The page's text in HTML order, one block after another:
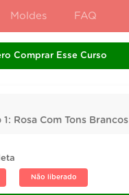
Moldes FAQ
Comprar Esse Curso
Rosa Com Tons Brancos
Não liberado